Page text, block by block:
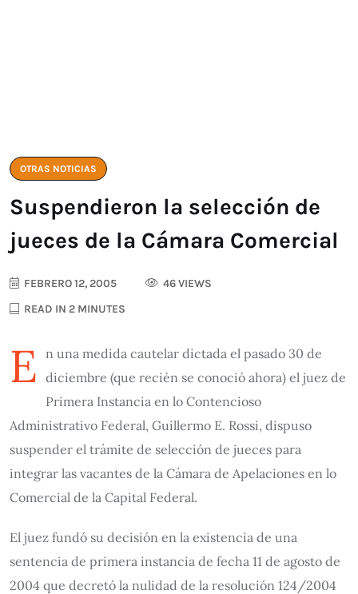
OTRAS NOTICIAS
Suspendieron la selección de
jueces de la Cámara Comercial
FEBRERO 12, 2005
46 VIEWS
READ IN 2 MINUTES
E n una medida cautelar dictada el pasado 30 de
diciembre (que recién se conoció ahora) el juez de
Primera Instancia en lo Contencioso
Administrativo Federal, Guillermo E. Rossi, dispuso
suspender el trámite de selección de jueces para
integrar las vacantes de la Cámara de Apelaciones en lo
Comercial de la Capital Federal.
El juez fundó su decisión en la existencia de una
sentencia de primera instancia de fecha 11 de agosto de
2004 que decretó la nulidad de la resolución 124/2004